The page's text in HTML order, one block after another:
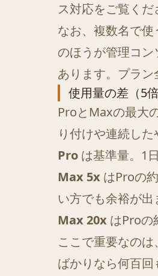
ス対応をご覧くだ
なお、複数名で
のほうが管理コ
あります。プラン
使用量の差（5倍
ProとMaxの最大
り付けや連続した
Pro は基準量。1
Max 5x はProの
い方でも余裕が出
Max 20x はProの
ここで重要なのは
ばかりなら何百